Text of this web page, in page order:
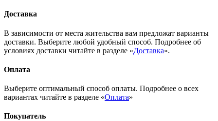
Доставка
В зависимости от места жительства вам предложат варианты
доставки. Выберите любой удобный способ. Подробнее об
условиях доставки читайте в разделе «Доставка».
Оплата
Выберите оптимальный способ оплаты. Подробнее о всех
вариантах читайте в разделе «Оплата»
Покупатель